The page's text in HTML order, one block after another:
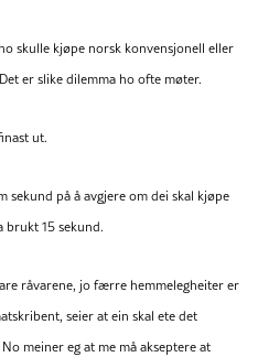
skulle kjøpe norsk konvensjonell eller
er slike dilemma ho ofte møter.
ut.
sekund på å avgjere om dei skal kjøpe
brukt 15 sekund.
råvarene, jo færre hemmelegheiter er
seier at ein skal ete det
meiner eg at me må akseptere at